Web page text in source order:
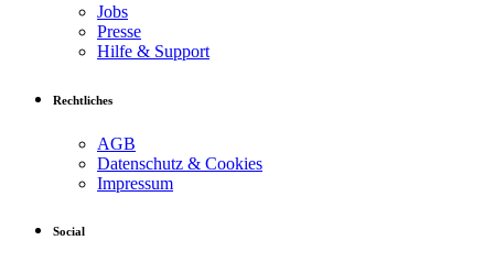
Jobs
Presse
Hilfe & Support
Rechtliches
AGB
Datenschutz & Cookies
Impressum
Social